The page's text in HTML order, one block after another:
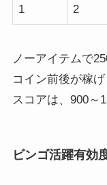
1 2
ノーアイテムで
コイン前後が稼げ
スコアは、900～
ビンゴ活躍有効